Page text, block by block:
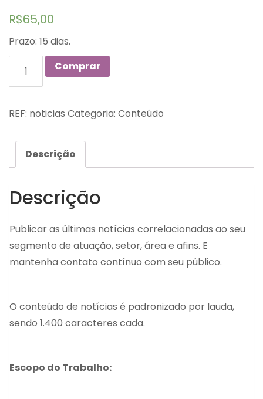
R$65,00
Prazo: 15 dias.
QuantidadeComprar
REF: noticias Categoria: Conteúdo
Descrição
Descrição
Publicar as últimas notícias correlacionadas ao seu
segmento de atuação, setor, área e afins. E
mantenha contato contínuo com seu público.
O conteúdo de notícias é padronizado por lauda,
sendo 1.400 caracteres cada.
Escopo do Trabalho: